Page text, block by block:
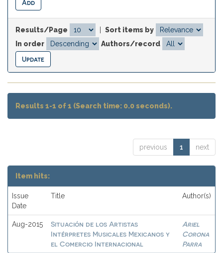
Results/Page
Sort items by
In order
Authors/record
Results 1-1 of 1 (Search time: 0.0 seconds).
previous 1 next
Item hits:
Issue
Date
Title Author(s)
Aug-2015
Situación de los Artistas
Intérpretes Musicales Mexicanos y
el Comercio Internacional
Ariel
Corona
Parra